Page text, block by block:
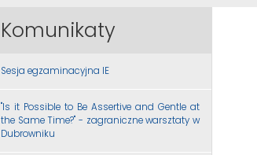
Komunikaty
Sesja egzaminacyjna IE
"Is it Possible to Be Assertive and Gentle at
the Same Time?" - zagraniczne warsztaty w
Dubrowniku